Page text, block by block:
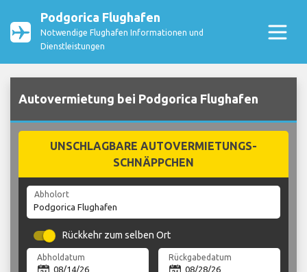
Podgorica Flughafen
Notwendige Flughafen Informationen und
Dienstleistungen
Autovermietung bei Podgorica Flughafen
UNSCHLAGBARE AUTOVERMIETUNGS-
SCHNÄPPCHEN
Abholort
Rückkehr zum selben Ort
Abholdatum Rückgabedatum